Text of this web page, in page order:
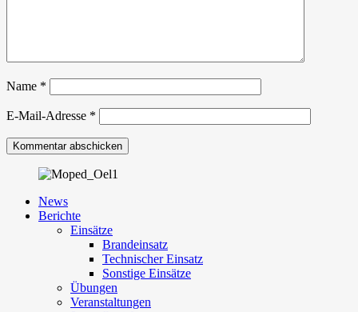
Name *
E-Mail-Adresse *
News
Berichte
Einsätze
Brandeinsatz
Technischer Einsatz
Sonstige Einsätze
Übungen
Veranstaltungen